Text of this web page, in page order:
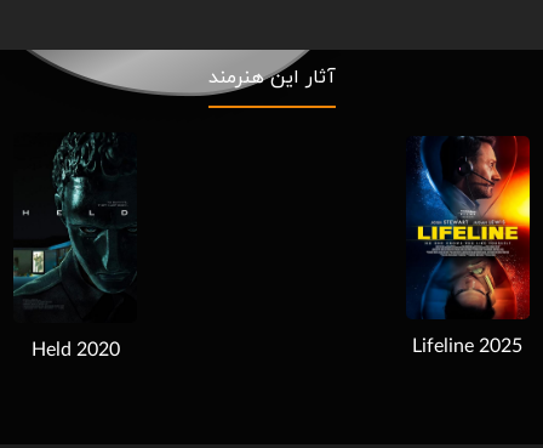
آثار این هنرمند
Lifeline 2025
Held 2020